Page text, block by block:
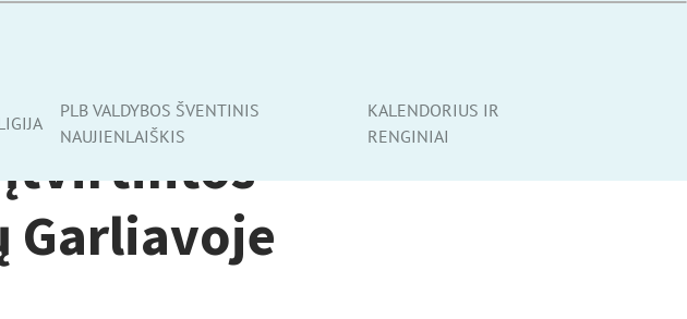
PLB VALDYBOS ŠVENTINIS
NAUJIENLAIŠKIS
KALENDORIUS IR
RENGINIAI
įtvirtintos
Garliavoje